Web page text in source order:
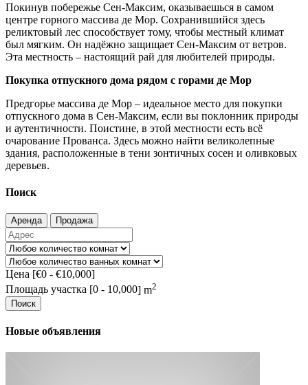
Покинув побережье Сен-Максим, оказываешься в самом
центре горного массива де Мор. Сохранившийся здесь
реликтовый лес способствует тому, чтобы местный климат
был мягким. Он надёжно защищает Сен-Максим от ветров.
Эта местность – настоящий рай для любителей природы.
Покупка отпускного дома рядом с горами де Мор
Предгорье массива де Мор – идеальное место для покупки
отпускного дома в Сен-Максим, если вы поклонник природы
и аутентичности. Поистине, в этой местности есть всё
очарование Прованса. Здесь можно найти великолепные
здания, расположенные в тени зонтичных сосен и оливковых
деревьев.
Поиск
Аренда Продажа
Цена [€0 - €10,000]
Площадь участка [0 - 10,000] m2
Поиск
Новые объявления